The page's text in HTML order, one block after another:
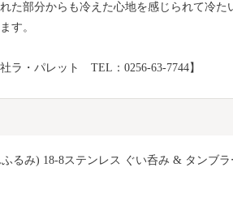
た部分からも冷えた心地を感じられて冷た
す。
ラ・パレット TEL：0256-63-7744】
るみ) 18-8ステンレス ぐい呑み & タンブラ